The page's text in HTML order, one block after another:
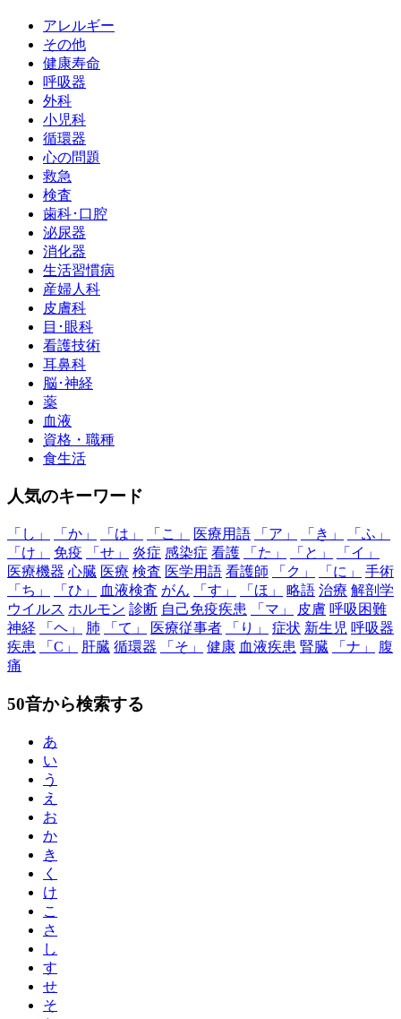
アレルギー
その他
健康寿命
呼吸器
外科
小児科
循環器
心の問題
救急
検査
歯科･口腔
泌尿器
消化器
生活習慣病
産婦人科
皮膚科
目･眼科
看護技術
耳鼻科
脳･神経
薬
血液
資格・職種
食生活
人気のキーワード
「し」 「か」 「は」 「こ」 医療用語 「ア」 「き」
「ふ」
「け」
免疫 「せ」 炎症 感染症 看護 「た」 「と」
「イ」
医療機器 心臓 医療 検査 医学用語 看護師 「ク」 「に」
手術
「ち」
「ひ」 血液検査 がん 「す」 「ほ」 略語 治療 解剖学
ウイルス ホルモン 診断 自己免疫疾患 「マ」 皮膚 呼吸困難
神経
「ヘ」 肺 「て」 医療従事者 「り」 症状 新生児 呼吸器
疾患
「C」 肝臓 循環器 「そ」 健康 血液疾患 腎臓 「ナ」
腹
痛
50音から検索する
あ
い
う
え
お
か
き
く
け
こ
さ
し
す
せ
そ